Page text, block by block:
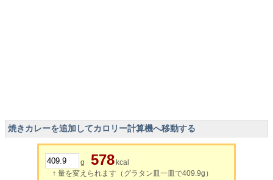
焼きカレーを追加してカロリー計算機へ移動する
g 578 kcal
↑ 量を変えられます（グラタン皿一皿で409.9g）